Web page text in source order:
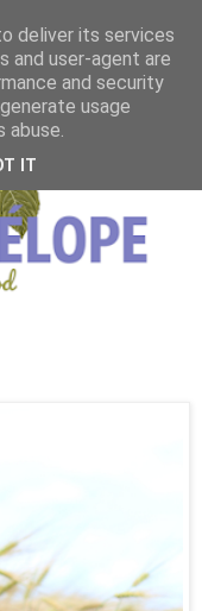
deliver its services
and user-agent are
and security
usage
abuse.
IT